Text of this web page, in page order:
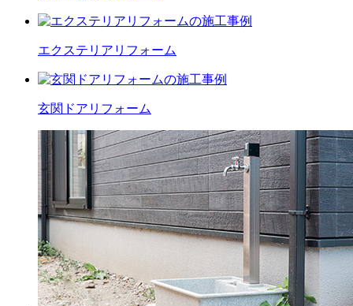
エクステリア リフォーム
玄関ドア リフォーム